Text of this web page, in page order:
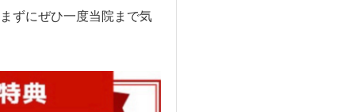
ずにぜひ一度当院まで気